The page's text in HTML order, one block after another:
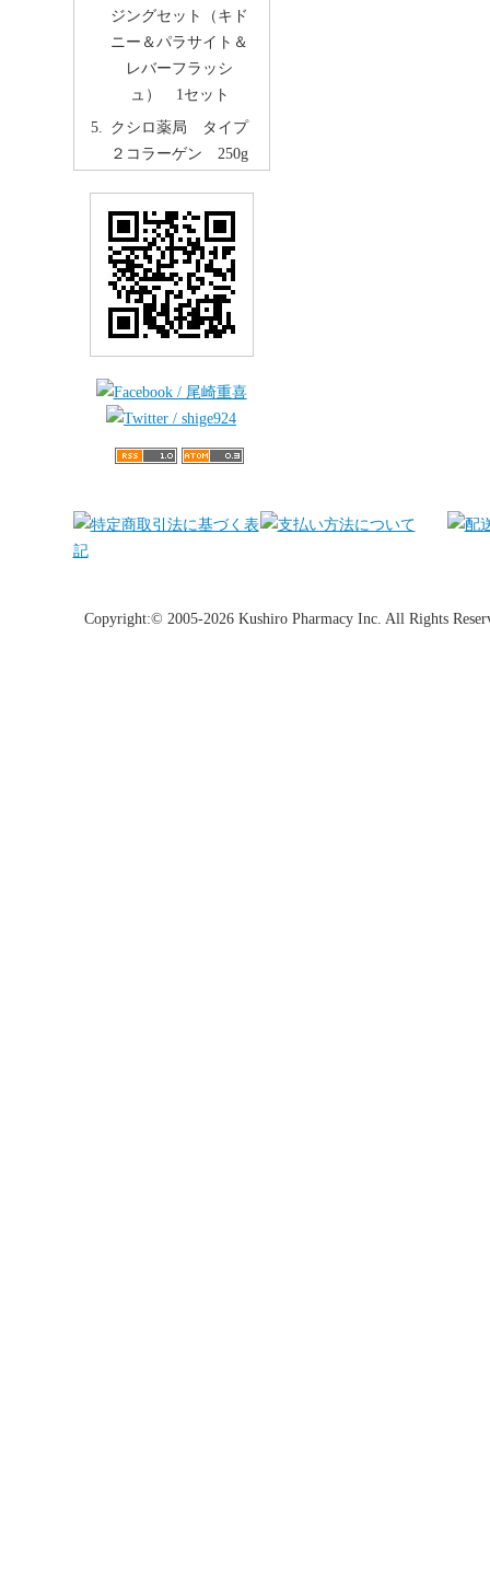
ジングセット（キド
ニー＆パラサイト＆
レバーフラッシ
ュ） 1セット
クシロ薬局 タイプ
２コラーゲン 250g
Copyright:© 2005-2026 Kushiro Pharmacy Inc. All Rights